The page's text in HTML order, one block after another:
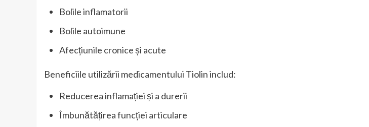
Bolile inflamatorii
Bolile autoimune
Afecțiunile cronice și acute
Beneficiile utilizării medicamentului Tiolin includ:
Reducerea inflamației și a durerii
Îmbunătățirea funcției articulare